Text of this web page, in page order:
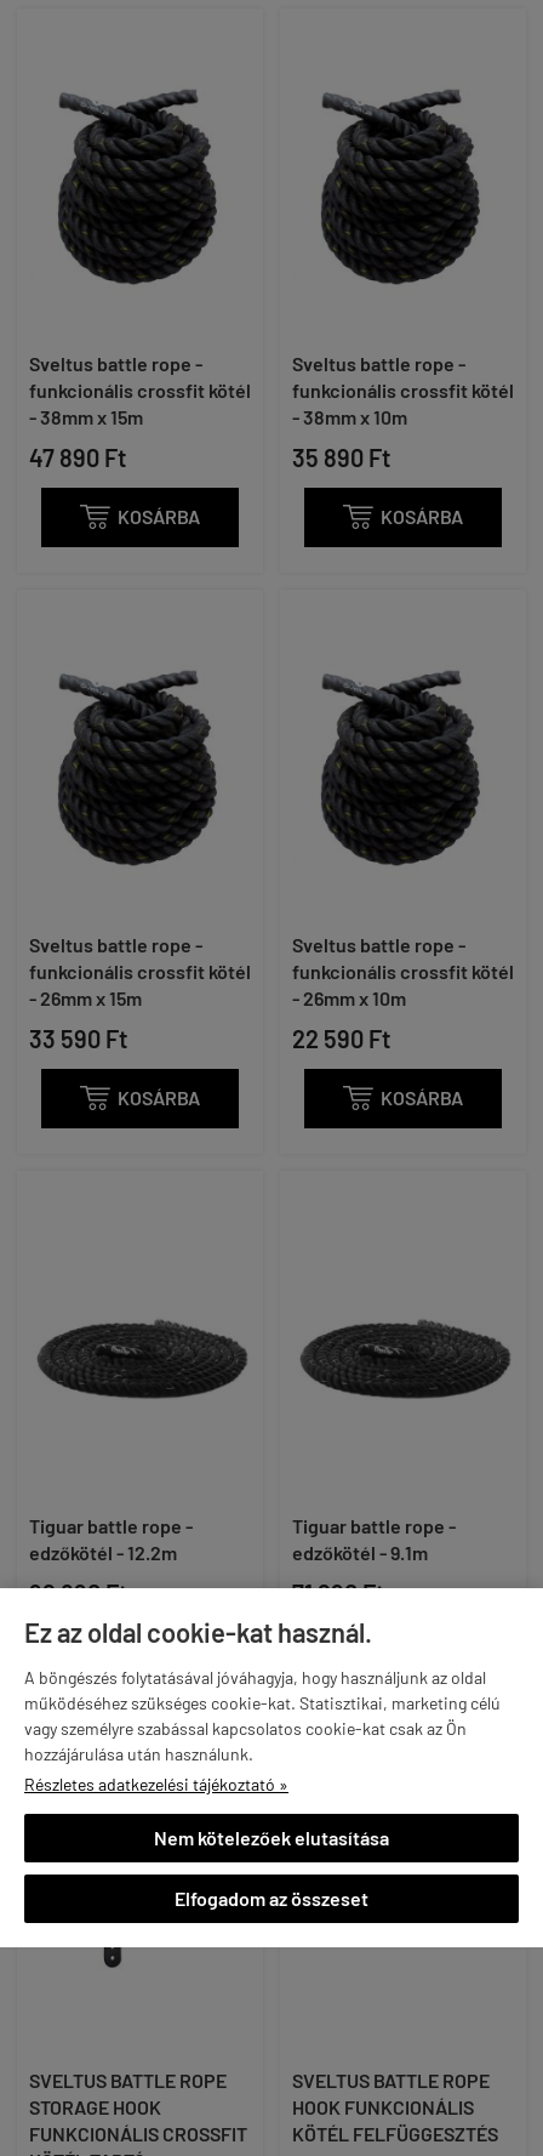
Ez az oldal cookie-kat használ.
A böngészés folytatásával jóváhagyja, hogy használjunk az oldal
működéséhez szükséges cookie-kat. Statisztikai, marketing célú
vagy személyre szabással kapcsolatos cookie-kat csak az Ön
hozzájárulása után használunk.
Részletes adatkezelési tájékoztató »
Nem kötelezőek elutasítása
Elfogadom az összeset
Sveltus battle rope -
funkcionális crossfit kötél
- 38mm x 15m
47 890 Ft
 KOSÁRBA
Sveltus battle rope -
funkcionális crossfit kötél
- 38mm x 10m
35 890 Ft
 KOSÁRBA
Sveltus battle rope -
funkcionális crossfit kötél
- 26mm x 15m
33 590 Ft
 KOSÁRBA
Sveltus battle rope -
funkcionális crossfit kötél
- 26mm x 10m
22 590 Ft
 KOSÁRBA
Tiguar battle rope -
edzőkötél - 12.2m
92 890 Ft
Tiguar battle rope -
edzőkötél - 9.1m
71 290 Ft
SVELTUS BATTLE ROPE
STORAGE HOOK
FUNKCIONÁLIS CROSSFIT
SVELTUS BATTLE ROPE
HOOK FUNKCIONÁLIS
KÖTÉL FELFÜGGESZTÉS